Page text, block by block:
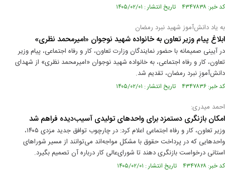
کد خبر: ۴۳۴۷۸۳۸ تاریخ انتشار : ۱۴۰۵/۰۲/۰۱
به یاد دانش‌آموز شهید نبرد رمضان
ابلاغ پیام وزیر تعاون به خانواده شهید نوجوان «امیرمحمد نظری»
در آیینی صمیمانه با حضور نمایندگان وزارت تعاون، کار و رفاه اجتماعی، پیام وزیر
تعاون، کار و رفاه اجتماعی، به خانواده شهید نوجوان «امیرمحمد نظری» از شهدای
دانش‌آموزِ نبرد رمضان، تقدیم شد.
کد خبر: ۴۳۴۷۸۳۶ تاریخ انتشار : ۱۴۰۵/۰۲/۰۱
احمد میدری:
امکان بازنگری دستمزد برای واحدهای تولیدی آسیب‌دیده فراهم شد
وزیر تعاون، کار و رفاه اجتماعی اعلام کرد: در چارچوب توافق جدید مزدی ۱۴۰۵،
واحدهایی که در پرداخت حقوق با مشکل مواجه‌اند می‌توانند از مسیر شوراهای
استانی درخواست بازنگری دهند تا شورای‌عالی کار درباره آن تصمیم بگیرد.
کد خبر: ۴۳۴۷۸۲۸ تاریخ انتشار : ۱۴۰۵/۰۲/۰۱